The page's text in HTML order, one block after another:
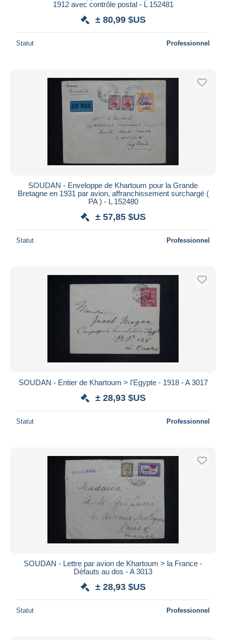
1912 avec contrôle postal - L 152481
± 80,99 $US
Statut Professionnel
SOUDAN - Enveloppe de Khartoum pour la Grande
Bretagne en 1931 par avion, affranchissement surchargé (
PA ) - L 152480
± 57,85 $US
Statut Professionnel
SOUDAN - Entier de Khartoum > l'Egypte - 1918 - A 3017
± 28,93 $US
Statut Professionnel
SOUDAN - Lettre par avion de Khartoum > la France -
Défauts au dos - A 3013
± 28,93 $US
Statut Professionnel